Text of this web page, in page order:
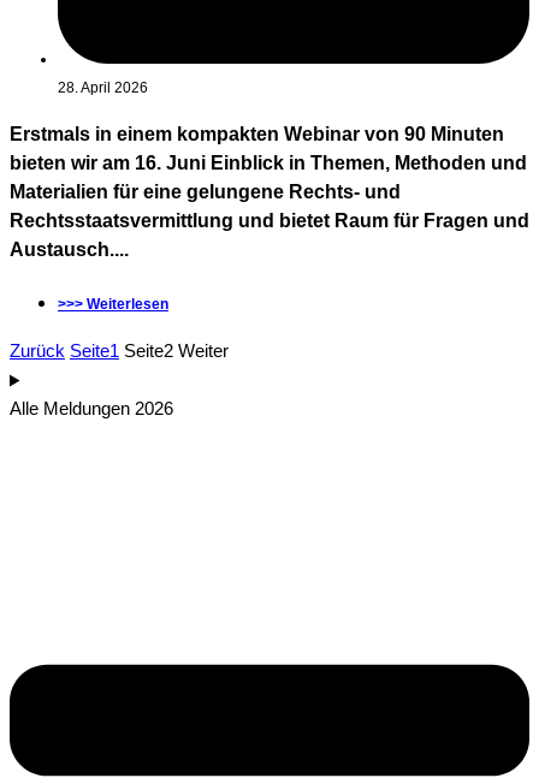
28. April 2026
Erstmals in einem kompakten Webinar von 90 Minuten
bieten wir am 16. Juni Einblick in Themen, Methoden und
Materialien für eine gelungene Rechts- und
Rechtsstaatsvermittlung und bietet Raum für Fragen und
Austausch....
>>> Weiterlesen
Zurück Seite1 Seite2 Weiter
Alle Meldungen 2026